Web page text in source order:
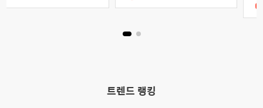
8
트렌드 랭킹